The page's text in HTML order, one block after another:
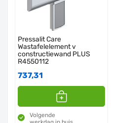
Pressalit Care
Wastafelelement v
constructiewand PLUS
R4550112
737,31
Volgende